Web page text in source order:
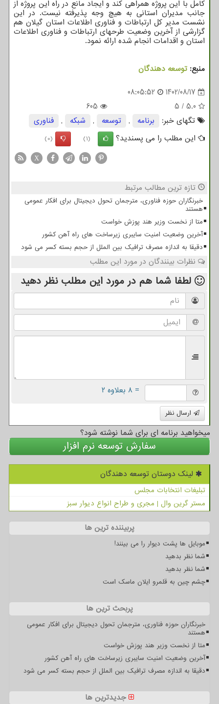
کامل با این پروژه همراهی کند و ایجاد مانع در راه این پروژه از
جانب مدیران استانی به هیچ وجه پذیرفته نیست. در این
نشست مدیر کل ارتباطات و فناوری اطلاعات استان گیلان هم
گزارشی از آخرین وضعیت طرحهای ارتباطات و فناوری اطلاعات
استان و اقدامات انجام شده ارائه نمود.
منبع: توسعه دهندگان
1402/08/17
08:05:52
5.0
/
5
605
تگهای خبر:
برنامه , توسعه , شبكه ,
فناوری
این مطلب را می پسندید؟
(1)
(0)
X
تازه ترین مطالب مرتبط
خبرنگاران حوزه فناوری، مترجمان تحول دیجیتال برای افکار عمومی
هستند
متا از نخست وزیر هند پوزش خواست
آخرین وضعیت امنیت سایبری زیرساخت های راه آهن کشور
دقیقا به اندازه مصرف ترافیک بین الملل از حجم بسته کسر می شود
نظرات بینندگان در مورد این مطلب
لطفا شما هم در مورد این مطلب نظر دهید
= ۸ بعلاوه ۲
ارسال نظر
میخواهید برنامه ای برای شما نوشته شود؟
سفارش توسعه نرم افزار
لینک دوستان توسعه دهندگان
تبلیغات انتخابات مجلس
مستر گرین وال | مجری و طراح انواع دیوار سبز
پربیننده ترین ها
موبایل ها پشت دیوار را می بینند!
شما نظر بدهید
شما نظر بدهید
چشم چین به قلمرو ایلان ماسک است
پربحث ترین ها
خبرنگاران حوزه فناوری، مترجمان تحول دیجیتال برای افکار عمومی
هستند
متا از نخست وزیر هند پوزش خواست
آخرین وضعیت امنیت سایبری زیرساخت های راه آهن کشور
دقیقا به اندازه مصرف ترافیک بین الملل از حجم بسته کسر می شود
جدیدترین ها